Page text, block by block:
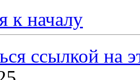
к началу